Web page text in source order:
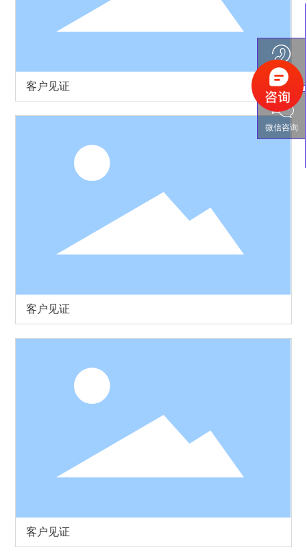
客户见证
客户见证
客户见证
电话沟通
微信咨询